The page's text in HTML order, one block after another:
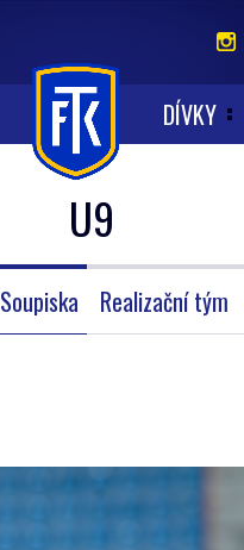
DÍVKY
U9
Soupiska Realizační tým